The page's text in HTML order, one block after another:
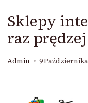
Sklepy
raz
Admin 9 Października